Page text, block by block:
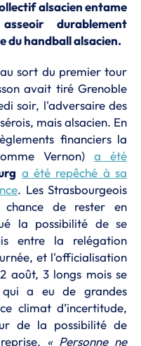
alsacien entame
durablement
du handball alsacien.
sort du premier tour
avait tiré Grenoble
soir, l'adversaire des
mais alsacien. En
financiers la
Vernon) a été
a été repêché à sa
. Les Strasbourgeois
chance de rester en
la possibilité de se
entre la relégation
et l'officialisation
août, 3 longs mois se
a eu de grandes
climat d’incertitude,
de la possibilité de
« Personne ne